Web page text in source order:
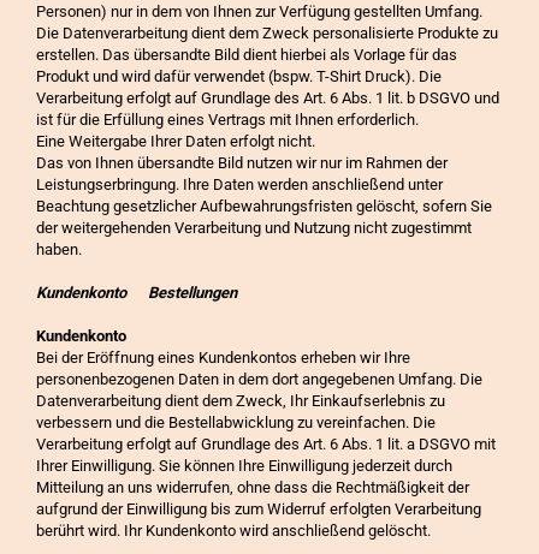
Personen) nur in dem von Ihnen zur Verfügung gestellten Umfang.
Die Datenverarbeitung dient dem Zweck personalisierte Produkte zu
erstellen. Das übersandte Bild dient hierbei als Vorlage für das
Produkt und wird dafür verwendet (bspw. T-Shirt Druck). Die
Verarbeitung erfolgt auf Grundlage des Art. 6 Abs. 1 lit. b DSGVO und
ist für die Erfüllung eines Vertrags mit Ihnen erforderlich.
Eine Weitergabe Ihrer Daten erfolgt nicht.
Das von Ihnen übersandte Bild nutzen wir nur im Rahmen der
Leistungserbringung. Ihre Daten werden anschließend unter
Beachtung gesetzlicher Aufbewahrungsfristen gelöscht, sofern Sie
der weitergehenden Verarbeitung und Nutzung nicht zugestimmt
haben.
Kundenkonto Bestellungen
Kundenkonto
Bei der Eröffnung eines Kundenkontos erheben wir Ihre
personenbezogenen Daten in dem dort angegebenen Umfang. Die
Datenverarbeitung dient dem Zweck, Ihr Einkaufserlebnis zu
verbessern und die Bestellabwicklung zu vereinfachen. Die
Verarbeitung erfolgt auf Grundlage des Art. 6 Abs. 1 lit. a DSGVO mit
Ihrer Einwilligung. Sie können Ihre Einwilligung jederzeit durch
Mitteilung an uns widerrufen, ohne dass die Rechtmäßigkeit der
aufgrund der Einwilligung bis zum Widerruf erfolgten Verarbeitung
berührt wird. Ihr Kundenkonto wird anschließend gelöscht.